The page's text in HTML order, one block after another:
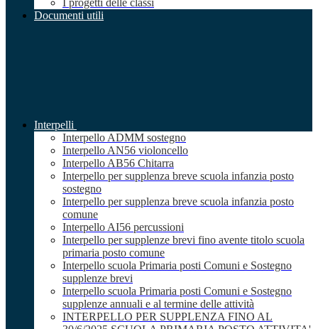
I progetti delle classi
Documenti utili
Interpelli
Interpello ADMM sostegno
Interpello AN56 violoncello
Interpello AB56 Chitarra
Interpello per supplenza breve scuola infanzia posto
sostegno
Interpello per supplenza breve scuola infanzia posto
comune
Interpello AI56 percussioni
Interpello per supplenze brevi fino avente titolo scuola
primaria posto comune
Interpello scuola Primaria posti Comuni e Sostegno
supplenze brevi
Interpello scuola Primaria posti Comuni e Sostegno
supplenze annuali e al termine delle attività
INTERPELLO PER SUPPLENZA FINO AL